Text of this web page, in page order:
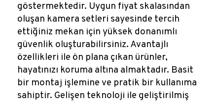
göstermektedir. Uygun fiyat skalasından
oluşan kamera setleri sayesinde tercih
ettiğiniz mekan için yüksek donanımlı
güvenlik oluşturabilirsiniz. Avantajlı
özellikleri ile ön plana çıkan ürünler,
hayatınızı koruma altına almaktadır. Basit
bir montaj işlemine ve pratik bir kullanıma
sahiptir. Gelişen teknoloji ile geliştirilmiş